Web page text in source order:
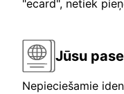
"ecard", netiek
Jūsu
Nepieciešamie